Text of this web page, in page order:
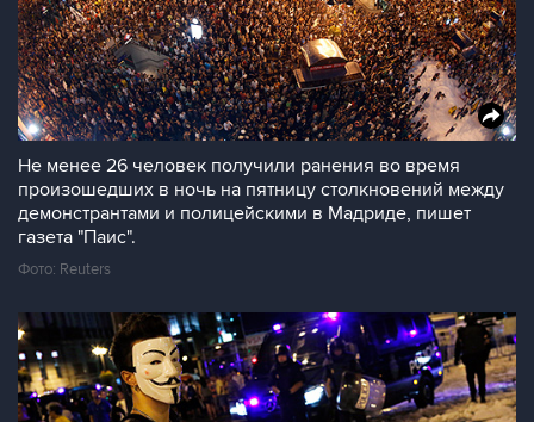
Не менее 26 человек получили ранения во время
произошедших в ночь на пятницу столкновений между
демонстрантами и полицейскими в Мадриде, пишет
газета "Паис".
Фото: Reuters